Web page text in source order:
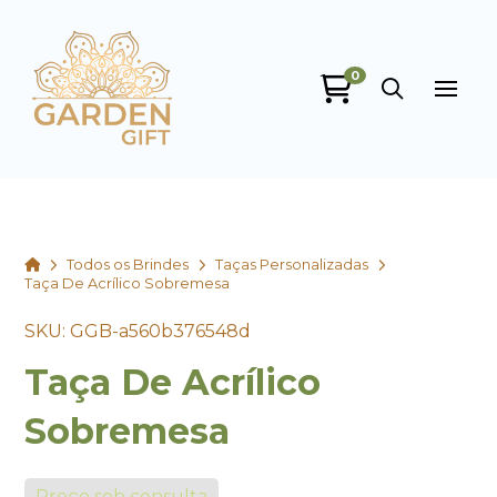
0
HomeTodos os Brindes
Taças Personalizadas
Taça De Acrílico Sobremesa
SKU: GGB-a560b376548d
Taça De Acrílico
Sobremesa
Garden Gift
online